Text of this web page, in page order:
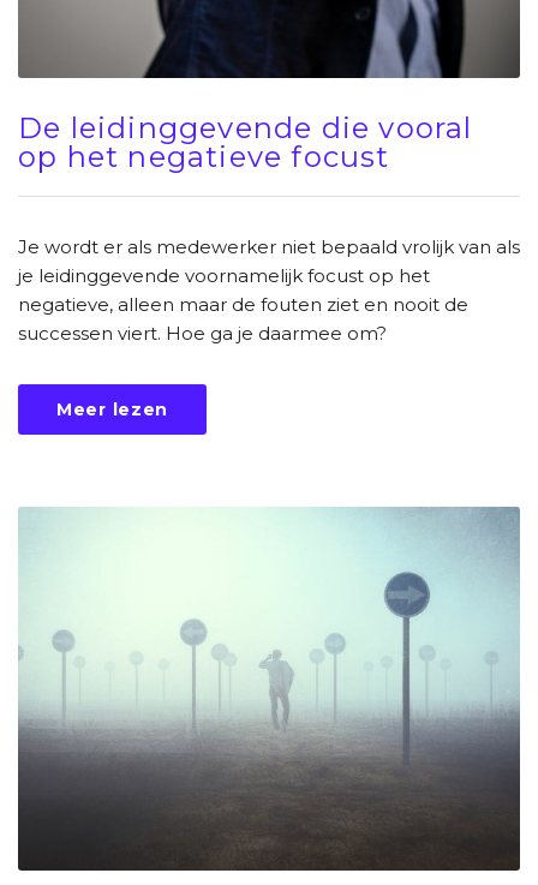
De leidinggevende die vooral
op het negatieve focust
Je wordt er als medewerker niet bepaald vrolijk van als
je leidinggevende voornamelijk focust op het
negatieve, alleen maar de fouten ziet en nooit de
successen viert. Hoe ga je daarmee om?
Meer lezen